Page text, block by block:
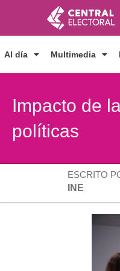
contenido
Al día Multimedia
Impacto de
políticas
ESCRITO
INE